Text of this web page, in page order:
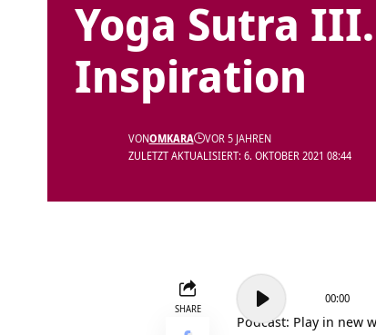
Yoga Sutra
Inspiration
ZULETZT AKTUALISIERT: 6. OKTOBER 2021 08:44
VONOMKARA VOR 5 JAHREN
SHARE
Audio-
Player
00:00
Podcast: Play in new